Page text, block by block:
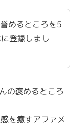
めるところを5
登録しまし
の褒めるところ
を癒すアファメ